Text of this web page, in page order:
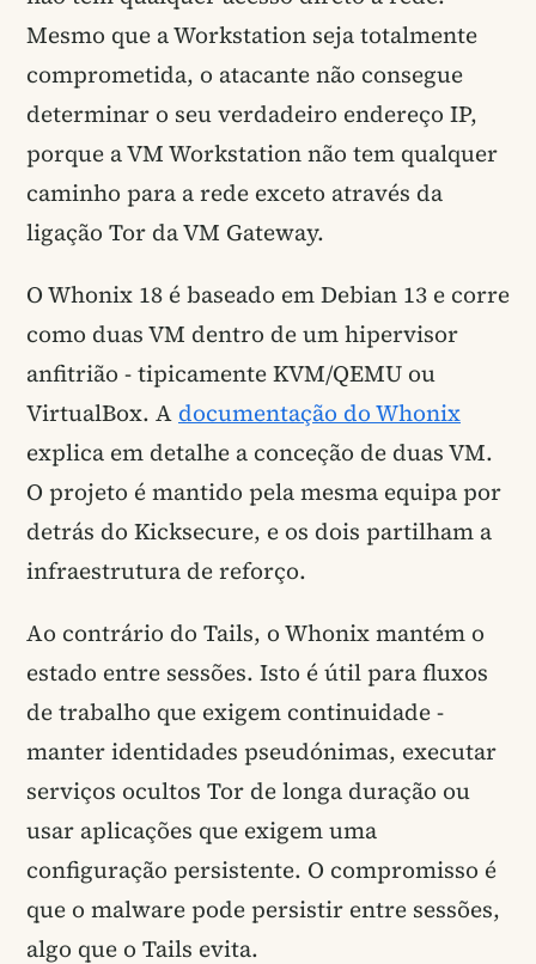
Mesmo que a Workstation seja totalmente
comprometida, o atacante não consegue
determinar o seu verdadeiro endereço IP,
porque a VM Workstation não tem qualquer
caminho para a rede exceto através da
ligação Tor da VM Gateway.
O Whonix 18 é baseado em Debian 13 e corre
como duas VM dentro de um hipervisor
anfitrião - tipicamente KVM/QEMU ou
VirtualBox. A documentação do Whonix
explica em detalhe a conceção de duas VM.
O projeto é mantido pela mesma equipa por
detrás do Kicksecure, e os dois partilham a
infraestrutura de reforço.
Ao contrário do Tails, o Whonix mantém o
estado entre sessões. Isto é útil para fluxos
de trabalho que exigem continuidade -
manter identidades pseudónimas, executar
serviços ocultos Tor de longa duração ou
usar aplicações que exigem uma
configuração persistente. O compromisso é
que o malware pode persistir entre sessões,
algo que o Tails evita.